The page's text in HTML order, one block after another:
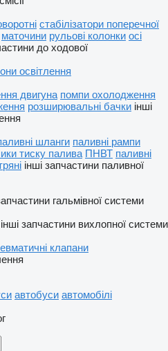
стабілізатори поперечної
маточини рульові колонки осі
до ходової
освітлення
двигуна помпи охолодження
розширювальні бачки інші
шланги паливні рампи
тиску палива ПНВТ паливні
інші запчастини паливної
гальмівної системи
інші запчастини вихлопної системи
клапани
автобуси автомобілі